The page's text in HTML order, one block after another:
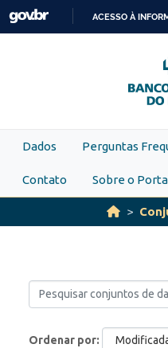
Skip to main content
ACESSO À
Dados Perguntas
Contato Sobre o
Ordenar por